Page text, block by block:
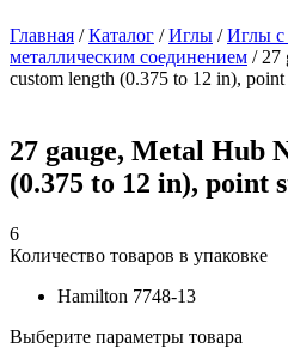
Главная /Каталог /Иглы /Иглы с
металлическим соединением / 27
custom length (0.375 to 12 in),
27 gauge, Metal Hub
(0.375 to 12 in), point
6
Количество товаров в упаковке
Hamilton 7748-13
Выберите параметры товара